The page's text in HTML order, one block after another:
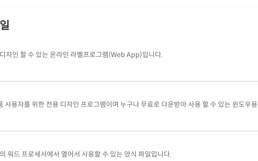
자인 할 수 있는 온라인 라벨프로그램(Web App)입니다.
사용자를 위한 전용 디자인 프로그램이며 누구나 무료로 다운받아 사용 할 수 있는 윈도우
워드 프로세서에서 열어서 사용할 수 있는 양식 파일입니다.